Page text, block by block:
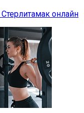
Стерлитамак онлайн